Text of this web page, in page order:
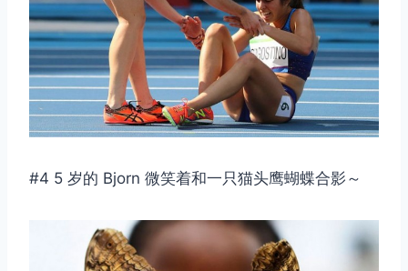
#4 5 岁的 Bjorn 微笑着和一只猫头鹰蝴蝶合影～